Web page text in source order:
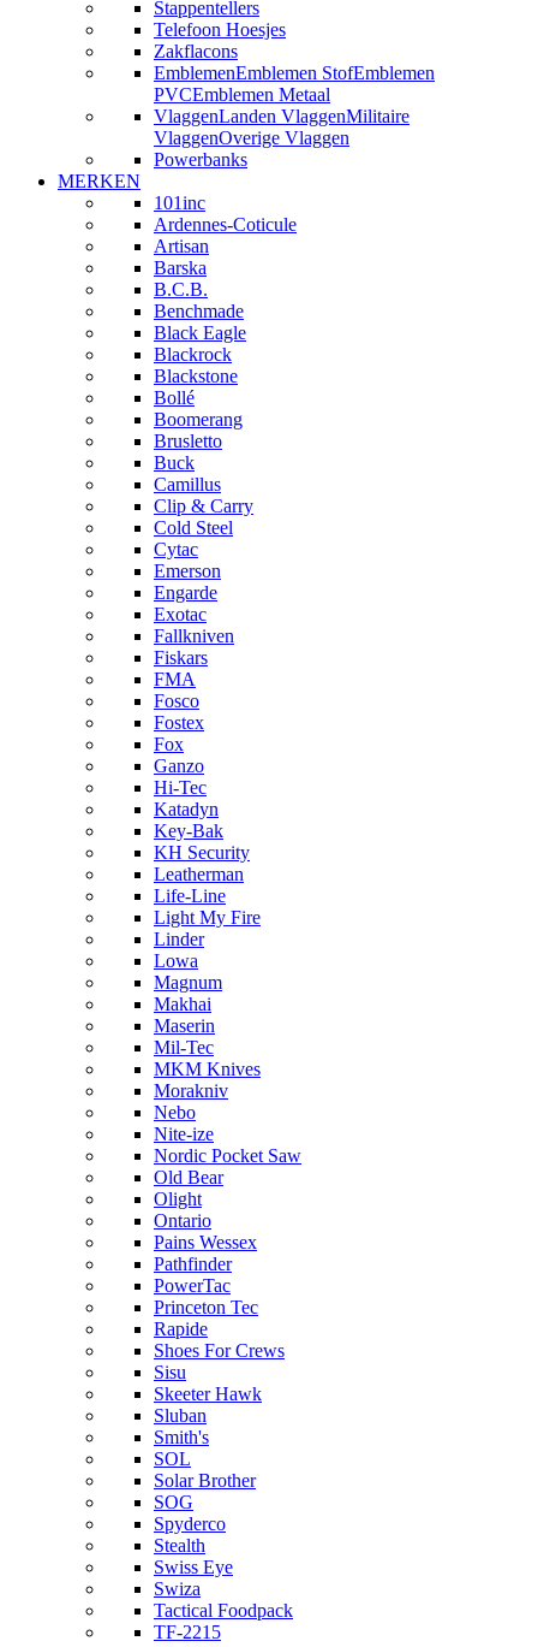
Stappentellers
Telefoon Hoesjes
Zakflacons
EmblemenEmblemen StofEmblemen
PVCEmblemen Metaal
VlaggenLanden VlaggenMilitaire
VlaggenOverige Vlaggen
Powerbanks
MERKEN
101inc
Ardennes-Coticule
Artisan
Barska
B.C.B.
Benchmade
Black Eagle
Blackrock
Blackstone
Bollé
Boomerang
Brusletto
Buck
Camillus
Clip & Carry
Cold Steel
Cytac
Emerson
Engarde
Exotac
Fallkniven
Fiskars
FMA
Fosco
Fostex
Fox
Ganzo
Hi-Tec
Katadyn
Key-Bak
KH Security
Leatherman
Life-Line
Light My Fire
Linder
Lowa
Magnum
Makhai
Maserin
Mil-Tec
MKM Knives
Morakniv
Nebo
Nite-ize
Nordic Pocket Saw
Old Bear
Olight
Ontario
Pains Wessex
Pathfinder
PowerTac
Princeton Tec
Rapide
Shoes For Crews
Sisu
Skeeter Hawk
Sluban
Smith's
SOL
Solar Brother
SOG
Spyderco
Stealth
Swiss Eye
Swiza
Tactical Foodpack
TF-2215